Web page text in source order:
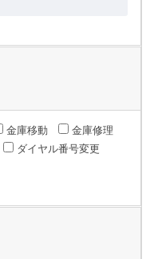
金庫移動
金庫修理
ダイヤル番号変更